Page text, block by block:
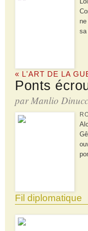
sa
« L'ART DE LA
Ponts
par Manlio
Fil diplomatique